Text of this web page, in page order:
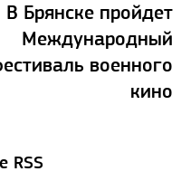
В Брянске пройдет
Международный
военного
кино
RSS